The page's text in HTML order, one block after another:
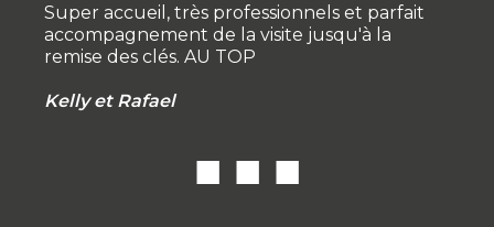
Super accueil, très professionnels et parfait
accompagnement de la visite jusqu'à la
remise des clés. AU TOP
Kelly et Rafael
■ ■ ■